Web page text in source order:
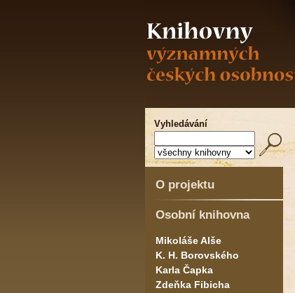
Vyhledávání
O projektu
Osobní knihovna
Mikoláše Alše
K. H. Borovského
Karla Čapka
Zdeňka Fibicha